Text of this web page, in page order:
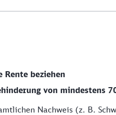
Rente beziehen
von mindestens
Nachweis (z. B.